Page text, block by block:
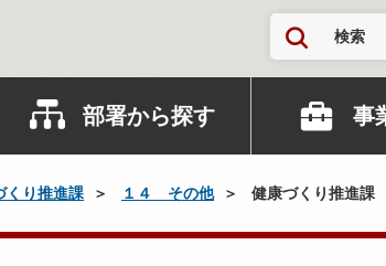
検索
部署から探す 事
くり推進課 １４ その他 健康づくり推進課